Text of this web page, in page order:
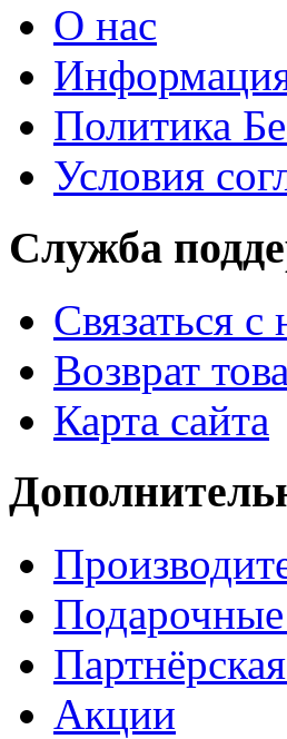
О нас
Политика
Условия
Служба
Связаться с
Возврат
Карта сайта
Акции